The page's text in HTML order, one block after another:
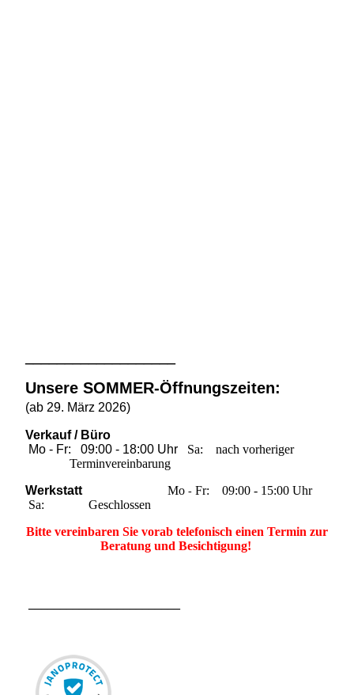
Unsere SOMMER-Öffnungszeiten:
(ab 29. März 2026)
Verkauf / Büro
Mo - Fr: 09:00 - 18:00 Uhr Sa: nach vorheriger
Terminvereinbarung
WerkstattMo -Fr: 09:00 - 15:00 Uhr
Sa: Geschlossen
Bitte vereinbaren Sie vorab telefonisch einen Termin zur
Beratung und Besichtigung!